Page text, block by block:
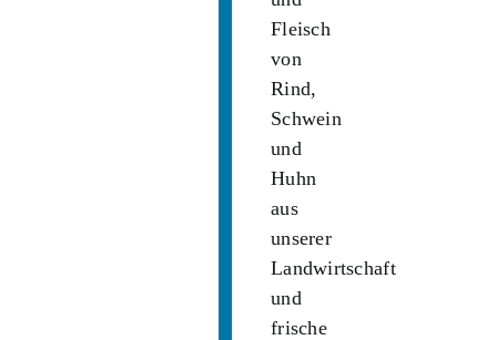
Fleisch
von
Rind,
Schwein
und
Huhn
aus
unserer
Landwirtschaft
und
frische